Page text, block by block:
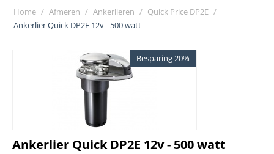
Home / Afmeren / Ankerlieren / Quick Price DP2E /
Ankerlier Quick DP2E 12v - 500 watt
Besparing 20%
Ankerlier Quick DP2E 12v - 500 watt